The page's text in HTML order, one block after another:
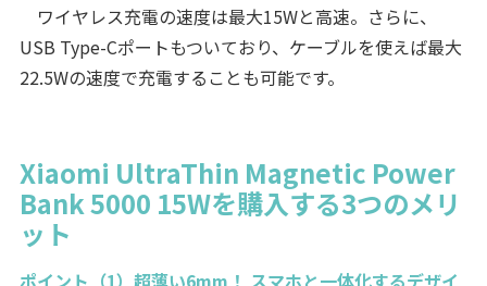
ワイヤレス充電の速度は最大15Wと高速。さらに、
USB Type-Cポートもついており、ケーブルを使えば最大
22.5Wの速度で充電することも可能です。
Xiaomi UltraThin Magnetic Power
Bank 5000 15Wを購入する3つのメリ
ット
ポイント（1）超薄い6mm！ スマホと一体化するデザイ